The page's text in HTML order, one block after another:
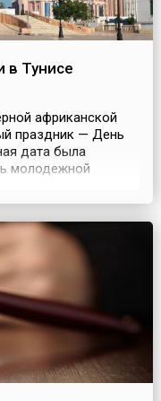
Тунисе
африканской
праздник — День
дата была
молодежной
Бен Али 14 января
именно 14
страны